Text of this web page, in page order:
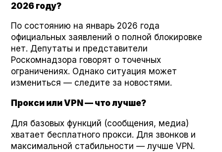
2026 году?
По состоянию на январь 2026 года
официальных заявлений о полной блокировке
нет. Депутаты и представители
Роскомнадзора говорят о точечных
ограничениях. Однако ситуация может
измениться — следите за новостями.
Прокси или VPN — что лучше?
Для базовых функций (сообщения, медиа)
хватает бесплатного прокси. Для звонков и
максимальной стабильности — лучше VPN.